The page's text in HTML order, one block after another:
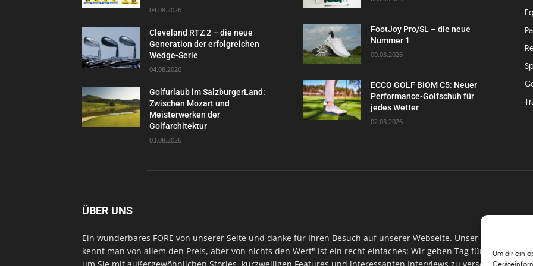
Um dir ein
04.08.2026
Cleveland RTZ 2 – die neue
Generation der erfolgreichen
Wedge-Serie
04.08.2026
Golfurlaub im SalzburgerLand:
Zwischen Mozart und
Meisterwerken der
Golfarchitektur
03.08.2026
FootJoy Pro/SL – die neue
Nummer 1
09.03.2026
ECCO GOLF BIOM C5: Neuer
Performance-Golfschuh für
jedes Wetter
02.03.2026
ÜBER UNS
Ein wunderbares FORE von unserer Seite und danke für Ihren Besuch auf unserer Webseite. Unser Ansinnen
kennt man von allem den Preis, aber von nichts den Wert" ist ein recht einfaches: Wir geben Tag für Tag,